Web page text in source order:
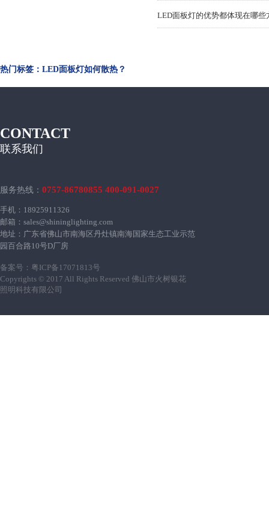
LED面板灯的优势都体现在哪些
热门标签：LED面板灯如何散热？
CONTACT
联系我们
服务热线： 0757-86780855 400-091-0027
手机：18925911326
邮箱：sales@shininglighting.com
地址：广东省佛山市南海区丹灶镇南海国家生态工业示范
园百合路10号D厂房
备案号： 粤ICP备17071813号
Copyrights © 2017 All Rights Reserved 佛山市火树银花
照明科技有限公司